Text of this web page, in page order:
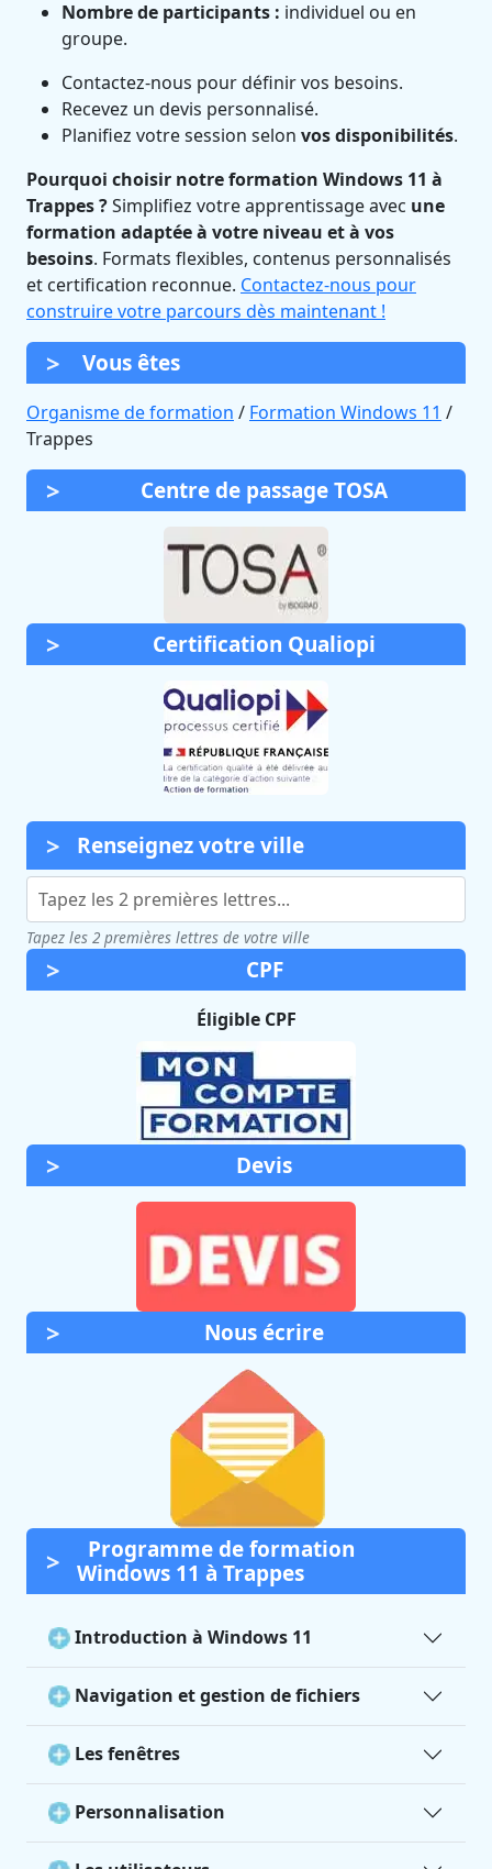
Nombre de participants : individuel ou en
groupe.
Contactez-nous pour définir vos besoins.
Recevez un devis personnalisé.
Planifiez votre session selon vos disponibilités.
Pourquoi choisir notre formation Windows 11 à
Trappes ?Simplifiez votre apprentissage avec une
formation adaptée à votre niveau et à vos
besoins. Formats flexibles, contenus personnalisés
et certification reconnue. Contactez-nous pour
construire votre parcours dès maintenant !
Vous êtes
Organisme de formation / Formation Windows 11 /
Trappes
Centre de passage TOSA
Certification Qualiopi
Renseignez votre ville
Tapez les 2 premières lettres de votre ville
CPF
Éligible CPF
Devis
Nous écrire
Programme de formation
Windows 11 à Trappes
Introduction à Windows 11
Navigation et gestion de fichiers
Les fenêtres
Personnalisation